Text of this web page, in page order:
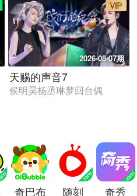
2026-08-07期
天赐的声音7
侯明昊杨丞琳梦回台偶
奇巴布 随刻 奇秀